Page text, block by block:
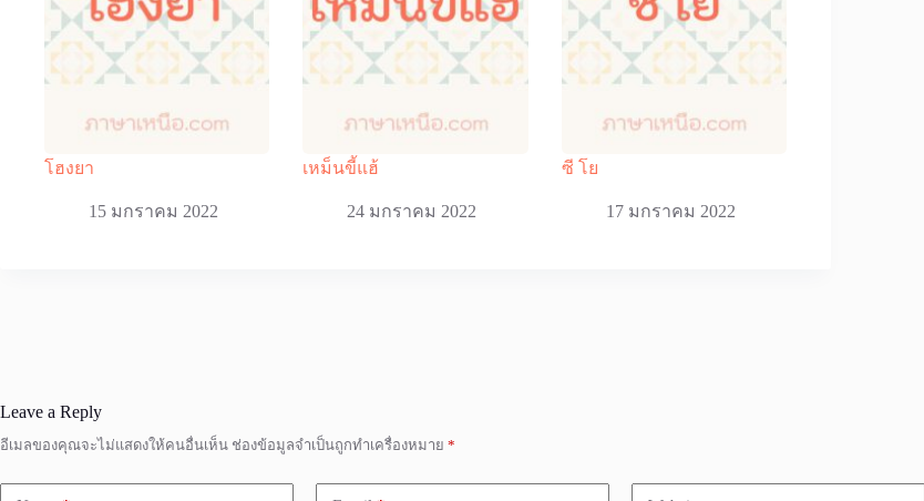
โฮงยา
15 มกราคม 2022
เหม็นขี้แฮ้
24 มกราคม 2022
ซี โย
17 มกราคม 2022
Leave a Reply
อีเมลของคุณจะไม่แสดงให้คนอื่นเห็น ช่องข้อมูลจำเป็นถูกทำเครื่องหมาย *